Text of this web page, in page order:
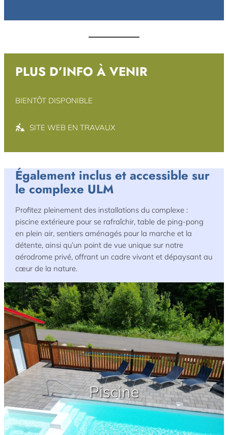
PLUS D’INFO À VENIR
BIENTÔT DISPONIBLE
SITE WEB EN TRAVAUX
Également inclus et accessible sur
le complexe ULM
Profitez pleinement des installations du complexe :
piscine extérieure pour se rafraîchir, table de ping-pong
en plein air, sentiers aménagés pour la marche et la
détente, ainsi qu’un point de vue unique sur notre
aérodrome privé, offrant un cadre vivant et dépaysant au
cœur de la nature.
Piscine